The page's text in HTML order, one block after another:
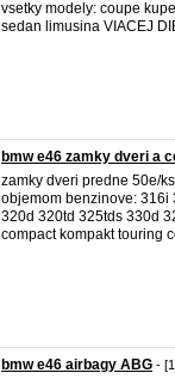
vsetky modely: coupe
sedan limusina VIACEJ
bmw e46 zamky dveri a
zamky dveri predne 50e/
objemom benzinove: 316i
320d 320td 325tds 330d
compact kompakt touring
bmw e46 airbagy ABG -